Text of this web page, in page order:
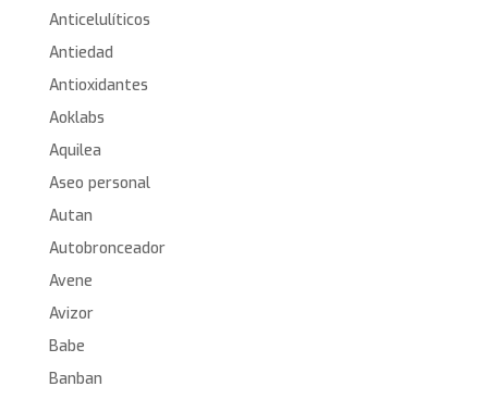
Anticelulíticos
Antiedad
Antioxidantes
Aoklabs
Aquilea
Aseo personal
Autan
Autobronceador
Avene
Avizor
Babe
Banban